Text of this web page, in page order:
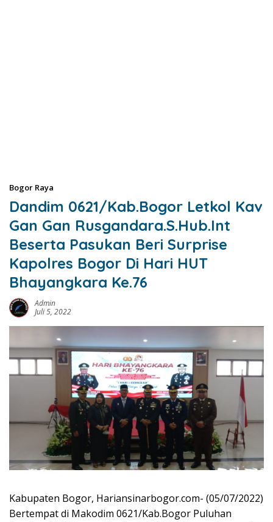
Bogor Raya
Dandim 0621/Kab.Bogor Letkol Kav
Gan Gan Rusgandara.S.Hub.Int
Beserta Pasukan Beri Surprise
Kapolres Bogor Di Hari HUT
Bhayangkara Ke.76
Admin
Juli 5, 2022
Kabupaten Bogor, Hariansinarbogor.com- (05/07/2022)
Bertempat di Makodim 0621/Kab.Bogor Puluhan